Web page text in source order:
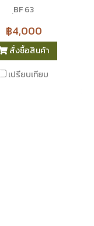
ฺBF 63
฿4,000
สั่งซื้อสินค้า
เปรียบเทียบ